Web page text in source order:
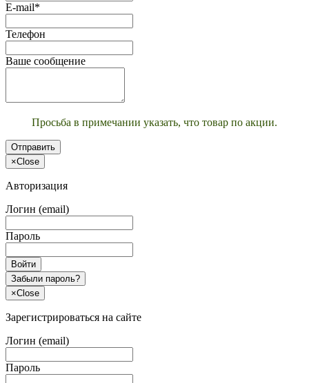
E-mail*
Телефон
Ваше сообщение
Просьба в примечании указать, что товар по акции.
Отправить
×Close
Авторизация
Логин (email)
Пароль
Войти
Забыли пароль?
×Close
Зарегистрироваться на сайте
Логин (email)
Пароль